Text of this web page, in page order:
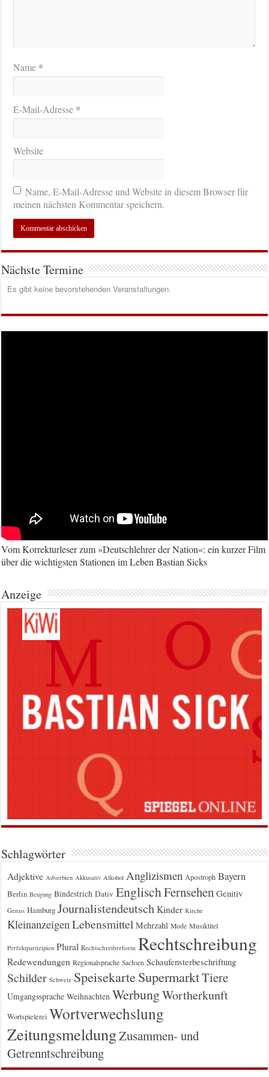
Name *
E-Mail-Adresse *
Website
Name, E-Mail-Adresse und Website in diesem Browser für
meinen nächsten Kommentar speichern.
Nächste Termine
Es gibt keine bevorstehenden Veranstaltungen.
Vom Korrekturleser zum »Deutschlehrer der Nation«: ein kurzer Film
über die wichtigsten Stationen im Leben Bastian Sicks
Anzeige
Schlagwörter
Adjektive Adverbien Akkusativ Alkohol Anglizismen Apostroph Bayern
Berlin Beugung Bindestrich Dativ EnglischFernsehen Genitiv
Genus Hamburg Journalistendeutsch Kinder Kirche
Kleinanzeigen Lebensmittel Mehrzahl Mode Musiktitel
Perfektpartizipien Plural Rechtschreibreform Rechtschreibung
Redewendungen Regionalsprache Sachsen Schaufensterbeschriftung
Schilder Schweiz Speisekarte SupermarktTiere
Umgangssprache Weihnachten WerbungWortherkunft
Wortspielerei Wortverwechslung
ZeitungsmeldungZusammen- und
Getrenntschreibung